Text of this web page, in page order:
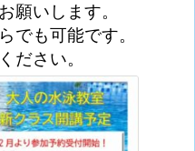
願いします。
でも可能です。
ださい。